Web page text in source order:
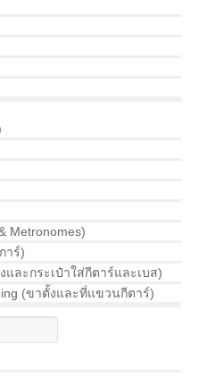
Metronomes)
าร์)
และกระเป๋าใส่กีตาร์และเบส)
(ขาตั้งและที่แขวนกีตาร์)